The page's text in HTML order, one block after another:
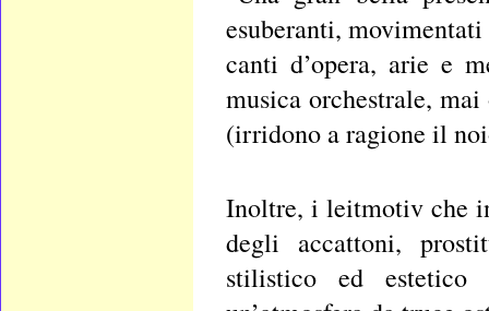
esuberanti,
canti d’opera, arie e
musica orchestrale,
(irridono a ragione il
Inoltre, i leitmotiv che
degli accattoni,
stilistico ed